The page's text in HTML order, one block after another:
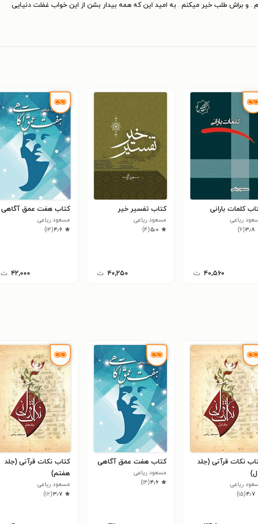
. و براش طلب خیر میکنم . به امید این که همه بیدار بشن از این خواب غفلت دنیایی
کلمات بارانی
ریاعی
۳٫۸(۶)
۴۰,۵۶۰ ت
کتاب تفسیر خیر
مسعود ریاعی
۵٫۰(۴)
۴۰,۲۵۰ ت
کتاب هفت عمق آگاهی
مسعود ریاعی
۴٫۶(۱۴)
۴۲,۰۰۰ ت
نکات قرآنی (جلد
ریاعی
۴٫۷(۱۵)
کتاب هفت عمق آگاهی
مسعود ریاعی
۴٫۶(۱۴)
کتاب نکات قرآنی (جلد
هفتم)
مسعود ریاعی
۳٫۷(۱۲)